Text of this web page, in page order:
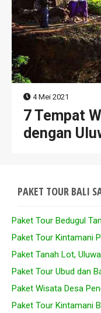
4 Mei 2021
7 Tempat
dengan
PAKET TOUR BALI
Paket Tour Bedugul
Paket Tour Kintamani
Paket Tanah Lot,
Paket Tour Ubud dan
Paket Wisata Desa
Paket Tour Kintamani